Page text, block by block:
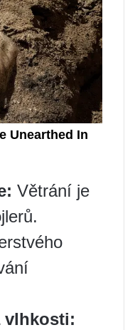
Větrání je
vlhkosti: